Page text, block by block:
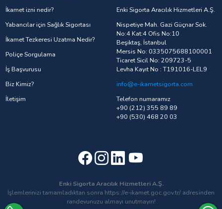
İkamet izni nedir?
Yabancılar için Sağlık Sigortası
İkamet Tezkeresi Uzatma Nedir?
Poliçe Sorgulama
İş Başvurusu
Biz Kimiz?
İletişim
Enki Sigorta Aracılık Hizmetleri A.Ş.
Nispetiye Mah. Gazi Güçnar Sok.
No:4 Kat:4 Ofis No:10
Beşiktaş, İstanbul
Mersis No: 0335075688100001
Ticaret Sicil No: 209723-5
Levha Kayıt No : T191016-LEL9
info@e-ikametsigorta.com
Telefon numaramız
+90 (212) 355 89 89
+90 (530) 468 20 03
Enki Sigorta Aracılık Hizmetleri A.Ş.
İşlemlerinizi tamamladıktan sonra https://e-ikamet.goc.gov.tr/ adresinden
randevunuzu almayı unutmayın!